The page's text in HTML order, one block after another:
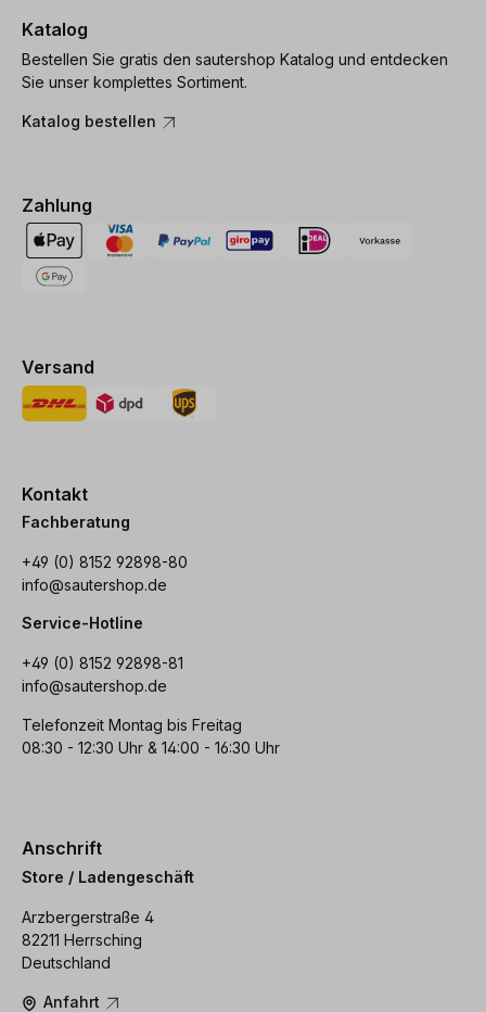
Katalog
Bestellen Sie gratis den sautershop Katalog und entdecken
Sie unser komplettes Sortiment.
Katalog bestellen
Zahlung
Versand
Kontakt
Fachberatung
+49 (0) 8152 92898-80
info@sautershop.de
Service-Hotline
+49 (0) 8152 92898-81
info@sautershop.de
Telefonzeit Montag bis Freitag
08:30 - 12:30 Uhr & 14:00 - 16:30 Uhr
Anschrift
Store / Ladengeschäft
Arzbergerstraße 4
82211 Herrsching
Deutschland
Anfahrt